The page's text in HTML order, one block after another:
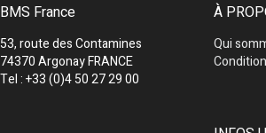
BMS France
53, route des Contamines
74370 Argonay FRANCE
Tel : +33 (0)4 50 27 29 00
À
Qui